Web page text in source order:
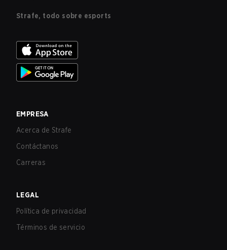
Strafe, todo sobre esports
EMPRESA
Acerca de Strafe
Contáctanos
Carreras
LEGAL
Política de privacidad
Términos de servicio